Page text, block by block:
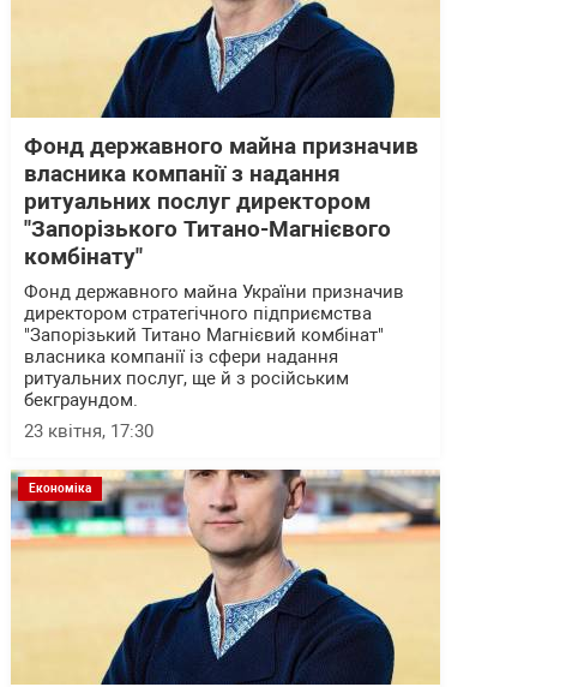
Фонд державного майна призначив
власника компанії з надання
ритуальних послуг директором
"Запорізького Титано-Магнієвого
комбінату"
Фонд державного майна України призначив
директором стратегічного підприємства
"Запорізький Титано Магнієвий комбінат"
власника компанії із сфери надання
ритуальних послуг, ще й з російським
бекграундом.
23 квітня, 17:30
Економіка